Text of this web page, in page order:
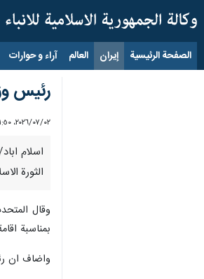
الصفحة الرئيسية إيران العالم آراء و حوارات
رئيس
٠٢‏/٠٧‏/٢٠٢٦، ١:٥٠ م
الثورة
وقال
بمناسبة
واضاف ان